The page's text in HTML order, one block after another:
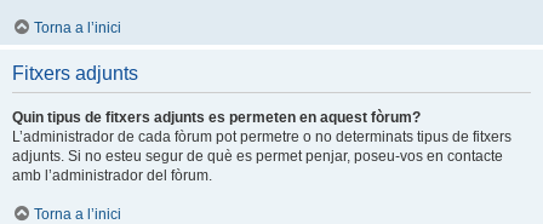
Torna a l’inici
Fitxers adjunts
Quin tipus de fitxers adjunts es permeten en aquest fòrum?
L’administrador de cada fòrum pot permetre o no determinats tipus de fitxers
adjunts. Si no esteu segur de què es permet penjar, poseu-vos en contacte
amb l’administrador del fòrum.
Torna a l’inici